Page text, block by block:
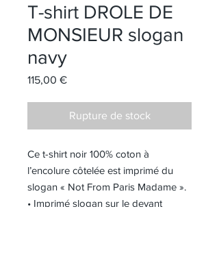
T-shirt DROLE DE
MONSIEUR slogan
navy
115,00 €Prix
Rupture de stock
Ce t-shirt noir 100% coton à
l’encolure côtelée est imprimé du
slogan « Not From Paris Madame ».
• Imprimé slogan sur le devant